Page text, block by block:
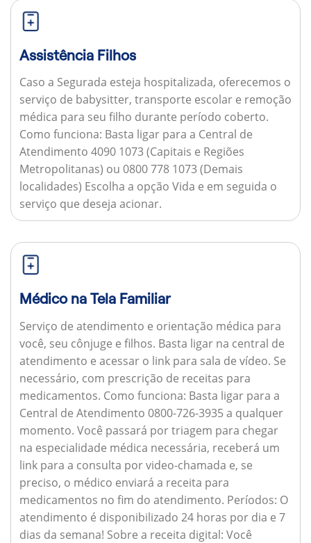
Assistência Filhos
Caso a Segurada esteja hospitalizada, oferecemos o
serviço de babysitter, transporte escolar e remoção
médica para seu filho durante período coberto.
Como funciona: Basta ligar para a Central de
Atendimento 4090 1073 (Capitais e Regiões
Metropolitanas) ou 0800 778 1073 (Demais
localidades) Escolha a opção Vida e em seguida o
serviço que deseja acionar.
Médico na Tela Familiar
Serviço de atendimento e orientação médica para
você, seu cônjuge e filhos. Basta ligar na central de
atendimento e acessar o link para sala de vídeo. Se
necessário, com prescrição de receitas para
medicamentos. Como funciona: Basta ligar para a
Central de Atendimento 0800-726-3935 a qualquer
momento. Você passará por triagem para chegar
na especialidade médica necessária, receberá um
link para a consulta por video-chamada e, se
preciso, o médico enviará a receita para
medicamentos no fim do atendimento. Períodos: O
atendimento é disponibilizado 24 horas por dia e 7
dias da semana! Sobre a receita digital: Você